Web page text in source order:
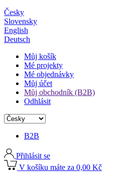
Česky
Slovensky
English
Deutsch
Můj košík
Mé projekty
Mé objednávky
Můj účet
Můj obchodník (B2B)
Odhlásit
B2B
Přihlásit se
V košíku máte za 0,00 Kč